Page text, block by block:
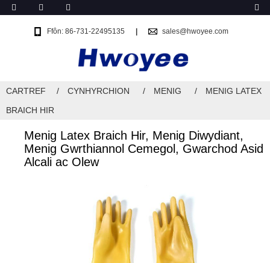
Ffôn: 86-731-22495135 sales@hwoyee.com
CARTREF CYNHYRCHION MENIG
MENIG LATEX
BRAICH HIR
Menig Latex Braich Hir, Menig Diwydiant,
Menig Gwrthiannol Cemegol, Gwarchod Asid
Alcali ac Olew